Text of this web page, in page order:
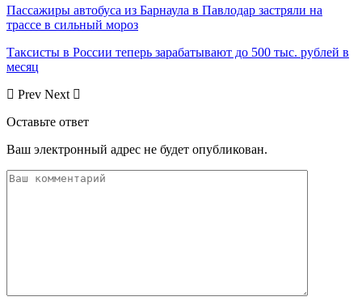
Пассажиры автобуса из Барнаула в Павлодар застряли на
трассе в сильный мороз
Таксисты в России теперь зарабатывают до 500 тыс. рублей в
месяц
Prev Next
Оставьте ответ
Ваш электронный адрес не будет опубликован.